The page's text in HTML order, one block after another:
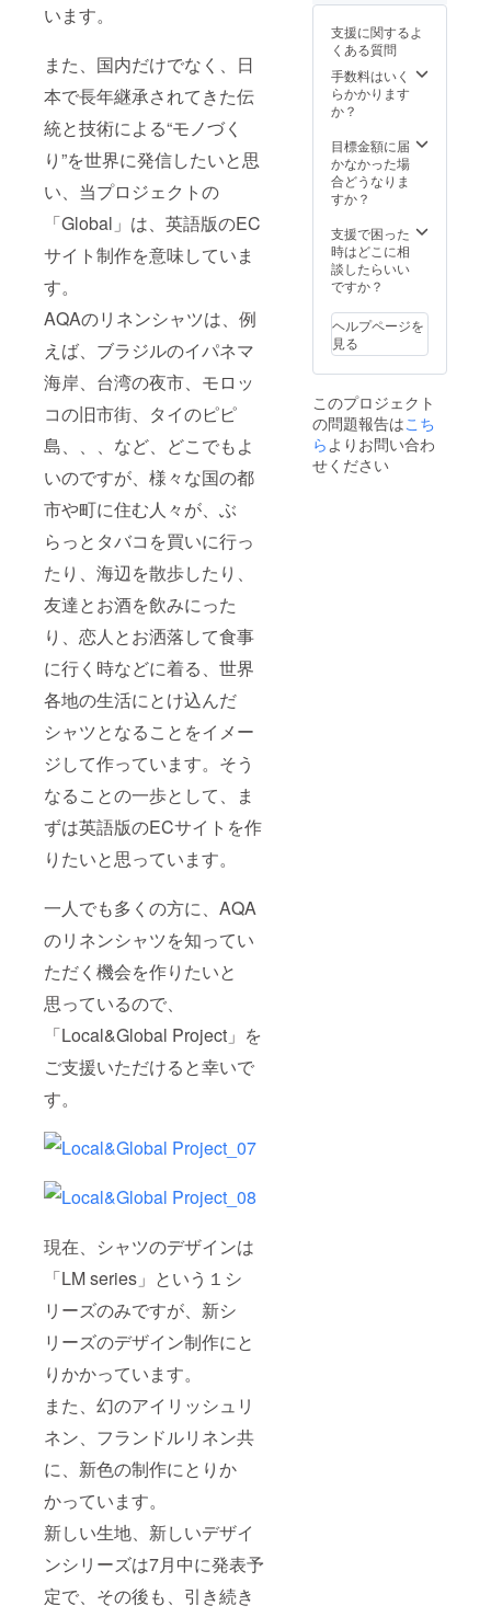
います。
また、国内だけでなく、日
本で長年継承されてきた伝
統と技術による“モノづく
り”を世界に発信したいと思
い、当プロジェクトの
「Global」は、英語版のEC
サイト制作を意味していま
す。
AQAのリネンシャツは、例
えば、ブラジルのイパネマ
海岸、台湾の夜市、モロッ
コの旧市街、タイのピピ
島、、、など、どこでもよ
いのですが、様々な国の都
市や町に住む人々が、ぶ
らっとタバコを買いに行っ
たり、海辺を散歩したり、
友達とお酒を飲みにった
り、恋人とお洒落して食事
に行く時などに着る、世界
各地の生活にとけ込んだ
シャツとなることをイメー
ジして作っています。そう
なることの一歩として、ま
ずは英語版のECサイトを作
りたいと思っています。
一人でも多くの方に、AQA
のリネンシャツを知ってい
ただく機会を作りたいと
思っているので、
「Local&Global Project」を
ご支援いただけると幸いで
す。
現在、シャツのデザインは
「LM series」という１シ
リーズのみですが、新シ
リーズのデザイン制作にと
りかかっています。
また、幻のアイリッシュリ
ネン、フランドルリネン共
に、新色の制作にとりか
かっています。
新しい生地、新しいデザイ
ンシリーズは7月中に発表予
定で、その後も、引き続き
支援に関するよ
くある質問
手数料はいく
らかかります
か？
目標金額に届
かなかった場
合どうなりま
すか？
支援で困った
時はどこに相
談したらいい
ですか？
ヘルプページを
見る
このプロジェクト
の問題報告はこち
らよりお問い合わ
せください